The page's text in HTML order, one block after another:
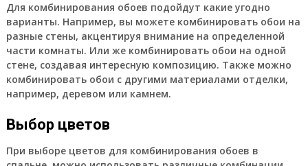
Для комбинирования обоев подойдут какие угодно
варианты. Например, вы можете комбинировать обои на
разные стены, акцентируя внимание на определенной
части комнаты. Или же комбинировать обои на одной
стене, создавая интересную композицию. Также можно
комбинировать обои с другими материалами отделки,
например, деревом или камнем.
Выбор цветов
При выборе цветов для комбинирования обоев в